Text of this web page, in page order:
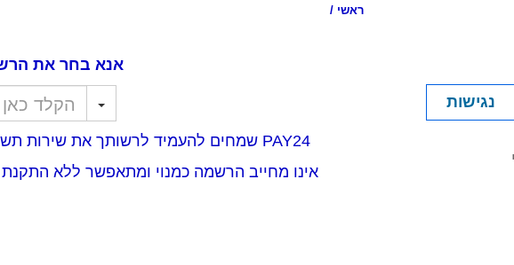
נגישות
ראשי /
אנא בחר את
PAY24 שמחים להעמיד לרשותך את שירות תשלום חשבונותיך לרשות המקומית. השימוש בשירות זה אינו כרוך בתשלום,
אינו מחייב הרשמה כמנוי ומתאפשר ללא